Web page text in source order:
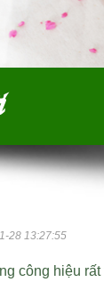
28 13:27:55
công hiệu rất